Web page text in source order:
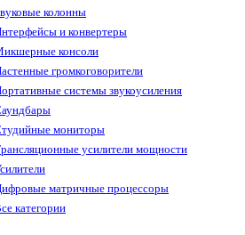
колонны
и конвертеры
консоли
громкоговорители
системы звукоусиления
мониторы
усилители мощности
матричные процессоры
категории